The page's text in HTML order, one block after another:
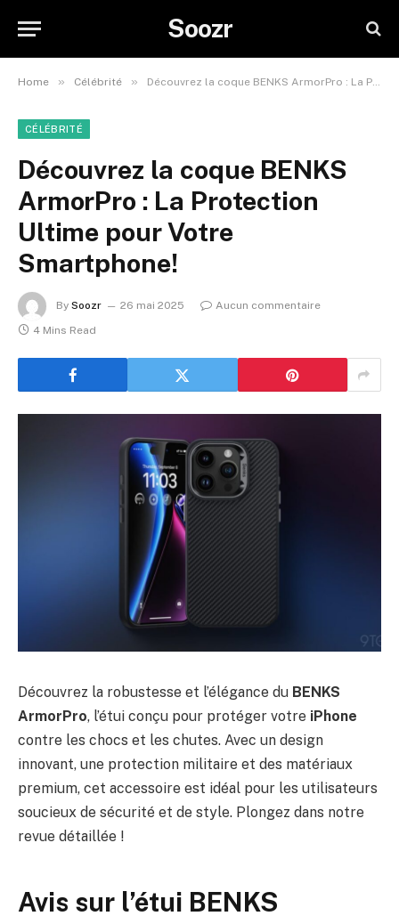
Soozr
Home » Célébrité » Découvrez la coque BENKS ArmorPro : La Protection Ultime pour Votre Smartphone!
CÉLÉBRITÉ
Découvrez la coque BENKS
ArmorPro : La Protection
Ultime pour Votre
Smartphone!
By Soozr 26 mai 2025
Aucun commentaire
4 Mins Read
Découvrez la robustesse et l’élégance du BENKS
ArmorPro, l’étui conçu pour protéger votre iPhone
contre les chocs et les chutes. Avec un design
innovant, une protection militaire et des matériaux
premium, cet accessoire est idéal pour les utilisateurs
soucieux de sécurité et de style. Plongez dans notre
revue détaillée !
Avis sur l’étui BENKS